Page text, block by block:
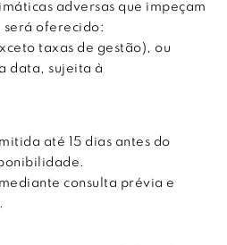
adversas que impeçam
será oferecido:
taxas de gestão), ou
data, sujeita à
até 15 dias antes do
consulta prévia e